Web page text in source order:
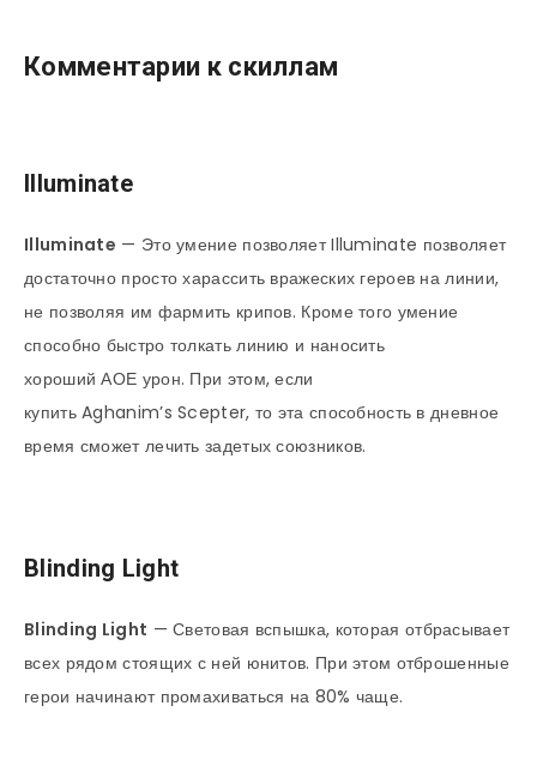
Комментарии к скиллам
Illuminate
Illuminate — Это умение позволяет Illuminate позволяет
достаточно просто харассить вражеских героев на линии,
не позволяя им фармить крипов. Кроме того умение
способно быстро толкать линию и наносить
хороший АОЕ урон. При этом, если
купить Aghanim’s Scepter, то эта способность в дневное
время сможет лечить задетых союзников.
Blinding Light
Blinding Light — Световая вспышка, которая отбрасывает
всех рядом стоящих с ней юнитов. При этом отброшенные
герои начинают промахиваться на 80% чаще.